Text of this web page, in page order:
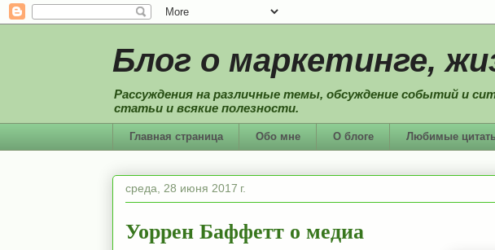
Блог о маркетинге,
Рассуждения на различные темы, обсуждение событий и
статьи и всякие полезности.
Главная страница Обо мне О блоге Любимые
среда, 28 июня 2017 г.
Уоррен Баффетт о медиа